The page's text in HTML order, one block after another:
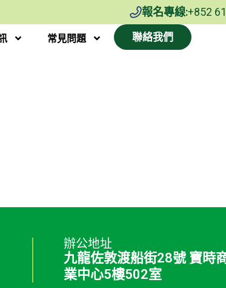
報名專線:+852
常見問題 聯絡我們
辦公地址
九龍佐敦渡船街28號 寶時
業中心5樓502室